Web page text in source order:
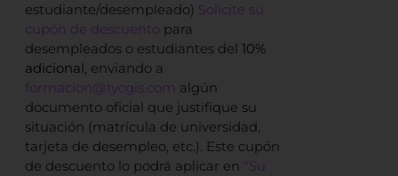
estudiante/desempleado) Solicite su
cupón de descuento para
desempleados o estudiantes del 10%
adicional, enviando a
formacion@tycgis.com algún
documento oficial que justifique su
situación (matrícula de universidad,
tarjeta de desempleo, etc.). Este cupón
de descuento lo podrá aplicar en "Su